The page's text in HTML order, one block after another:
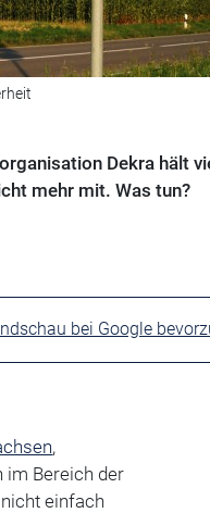
Dekra hält
mehr mit. Was tun?
bei Google
,
im Bereich der
einfach